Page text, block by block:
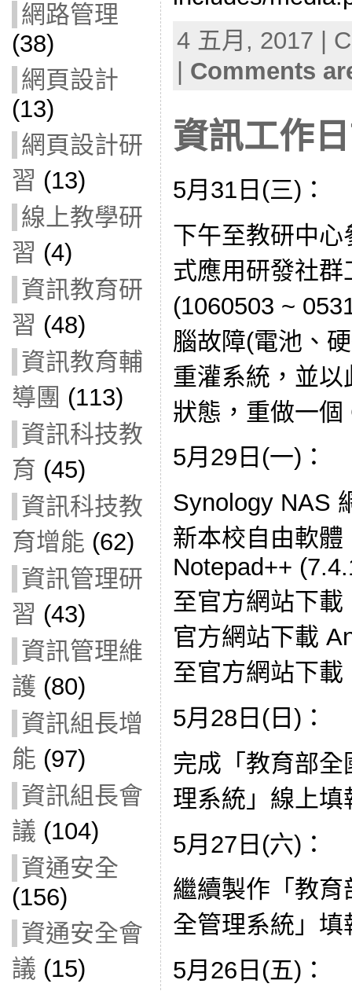
網路管理
(38)
網頁設計
(13)
網頁設計研
習 (13)
線上教學研
習 (4)
資訊教育研
習 (48)
資訊教育輔
導團 (113)
資訊科技教
育 (45)
資訊科技教
育增能 (62)
資訊管理研
習 (43)
資訊管理維
護 (80)
資訊組長增
能 (97)
資訊組長會
議 (104)
資通安全
(156)
資通安全會
議 (15)
4 五月, 2017 |
Comments
資訊工作
5月31日(三)：
下午至教研中
式應用研發社
(1060503 ~
腦故障(電池、
重灌系統，並
狀態，重做一
5月29日(一)：
Synology NAS
新本校自由軟
Notepad++
至官方網站下
官方網站下載
至官方網站下載
5月28日(日)：
完成「教育部
理系統」線上
5月27日(六)：
繼續製作「教
全管理系統」填
5月26日(五)：